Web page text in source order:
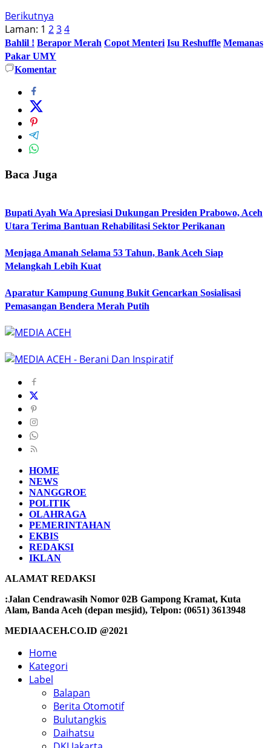
Berikutnya
Laman: 1 234
Bahlil ! Berapor Merah Copot Menteri ​Isu Reshuffle Memanas
Pakar UMY
Komentar
Baca Juga
Bupati Ayah Wa Apresiasi Dukungan Presiden Prabowo, Aceh
Utara Terima Bantuan Rehabilitasi Sektor Perikanan
Menjaga Amanah Selama 53 Tahun, Bank Aceh Siap
Melangkah Lebih Kuat
Aparatur Kampung Gunung Bukit Gencarkan Sosialisasi
Pemasangan Bendera Merah Putih
HOME
NEWS
NANGGROE
POLITIK
OLAHRAGA
PEMERINTAHAN
EKBIS
REDAKSI
IKLAN
ALAMAT REDAKSI
:Jalan Cendrawasih Nomor 02B Gampong Kramat, Kuta
Alam, Banda Aceh (depan mesjid), Telpon: (0651) 3613948
MEDIAACEH.CO.ID @2021
Home
Kategori
Label
Balapan
Berita Otomotif
Bulutangkis
Daihatsu